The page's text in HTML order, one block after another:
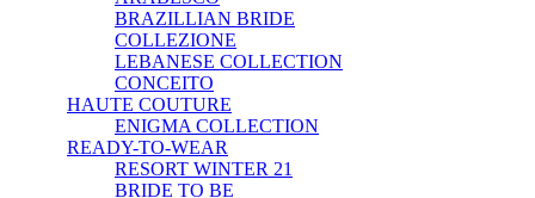
BRAZILLIAN BRIDE
COLLEZIONE
LEBANESE COLLECTION
CONCEITO
HAUTE COUTURE
ENIGMA COLLECTION
READY-TO-WEAR
RESORT WINTER 21
BRIDE TO BE